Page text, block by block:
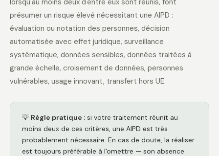
lorsqu'au moins deux d'entre eux sont réunis, font
présumer un risque élevé nécessitant une AIPD :
évaluation ou notation des personnes, décision
automatisée avec effet juridique, surveillance
systématique, données sensibles, données traitées à
grande échelle, croisement de données, personnes
vulnérables, usage innovant, transfert hors UE.
💡 Règle pratique : si votre traitement réunit au
moins deux de ces critères, une AIPD est très
probablement nécessaire. En cas de doute, la réaliser
est toujours préférable à l'omettre — son absence